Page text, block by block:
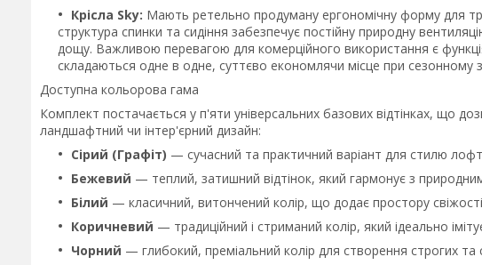
Крісла Sky: Мають ретельно продуману ергономічну форму для
структура спинки та сидіння забезпечує постійну природну
дощу. Важливою перевагою для комерційного використання є
складаються одне в одне, суттєво економлячи місце при сезонному
Доступна кольорова гама
Комплект постачається у п'яти універсальних базових відтінках, що
ландшафтний чи інтер'єрний дизайн:
Сірий (Графіт) — сучасний та практичний варіант для стилю
Бежевий — теплий, затишний відтінок, який гармонує з
Білий — класичний, витончений колір, що додає простору
Коричневий — традиційний і стриманий колір, який ідеально
Чорний — глибокий, преміальний колір для створення строгих та